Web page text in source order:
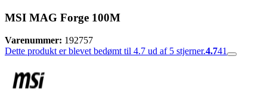
MSI MAG Forge 100M
Varenummer: 192757
Dette produkt er blevet bedømt til 4.7 ud af 5 stjerner.4.741